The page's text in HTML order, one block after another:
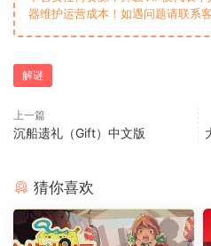
器维护运营成本！如遇问题请联系
解谜
上一篇
沉船遗礼（Gift）中文版
猜你喜欢